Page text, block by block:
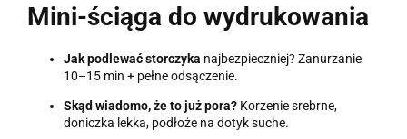
Mini-ściąga do wydrukowania
Jak podlewać storczyka najbezpieczniej? Zanurzanie
10–15 min + pełne odsączenie.
Skąd wiadomo, że to już pora? Korzenie srebrne,
doniczka lekka, podłoże na dotyk suche.